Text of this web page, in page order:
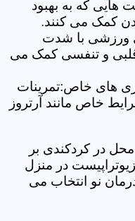
هایی که به بهبود
کمک می کنند.
ورزشی با شدت
و تنفسی کمک می
های خاص:تمرینات
خاص مانند آرتروز
محل در کردکندی بر
در منزل
نو انتخاب می